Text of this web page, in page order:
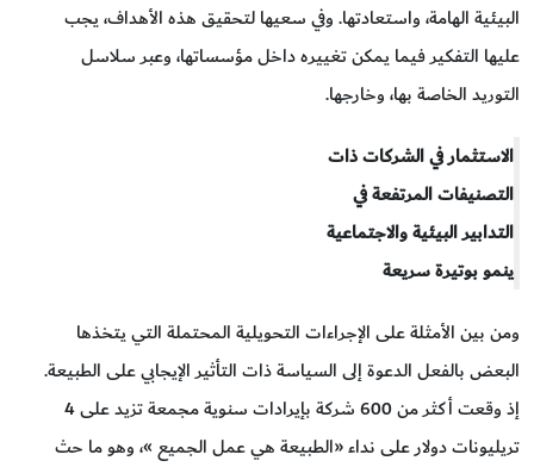
البيئية الهامة، واستعادتها. وفي سعيها لتحقيق هذه الأهداف، يجب
عليها التفكير فيما يمكن تغييره داخل مؤسساتها، وعبر سلاسل
التوريد الخاصة بها، وخارجها.
الاستثمار في الشركات ذات
التصنيفات المرتفعة في
التدابير البيئية والاجتماعية
ينمو بوتيرة سريعة
ومن بين الأمثلة على الإجراءات التحويلية المحتملة التي يتخذها
البعض بالفعل الدعوة إلى السياسة ذات التأثير الإيجابي على الطبيعة.
إذ وقعت أكثر من 600 شركة بإيرادات سنوية مجمعة تزيد على 4
تريليونات دولار على نداء «الطبيعة هي عمل الجميع »، وهو ما حث